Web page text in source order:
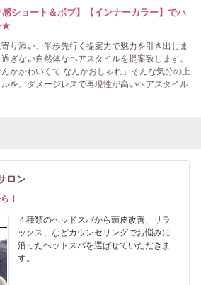
感ショート＆ボブ】【インナーカラー】でハ
★
り添い、半歩先行く提案力で魅力を引き出しま
ぎない自然体なヘアスタイルを提案致します。
かかわいくて なんかおしゃれ」そんな気分の上
を。ダメージレスで再現性が高いヘアスタイル
ロン
！
４種類のヘッドスパから頭皮改善、リラ
ックス、などカウンセリングでお悩みに
沿ったヘッドスパを選ばせていただきま
す。